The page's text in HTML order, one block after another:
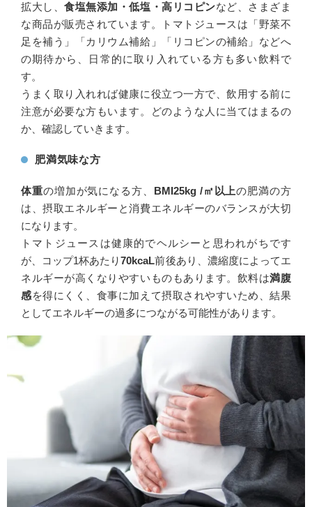
拡大し、食塩無添加・低塩・高リコピンなど、さまざま
な商品が販売されています。トマトジュースは「野菜不
足を補う」「カリウム補給」「リコピンの補給」などへ
の期待から、日常的に取り入れている方も多い飲料で
す。
うまく取り入れれば健康に役立つ一方で、飲用する前に
注意が必要な方もいます。どのような人に当てはまるの
か、確認していきます。
肥満気味な方
体重の増加が気になる方、 BMI25kg /㎡以上の肥満の方
は、摂取エネルギーと消費エネルギーのバランスが大切
になります。
トマトジュースは健康的でヘルシーと思われがちです
が、コップ1杯あたり70kcaL前後あり、濃縮度によってエ
ネルギーが高くなりやすいものもあります。飲料は満腹
感を得にくく、食事に加えて摂取されやすいため、結果
としてエネルギーの過多につながる可能性があります。